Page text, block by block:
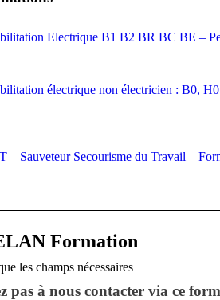
Electrique B1 B2 BR BC BE –
électrique non électricien : B0,
– Sauveteur Secourisme du Travail –
Formation
les champs nécessaires
pas à nous contacter via ce